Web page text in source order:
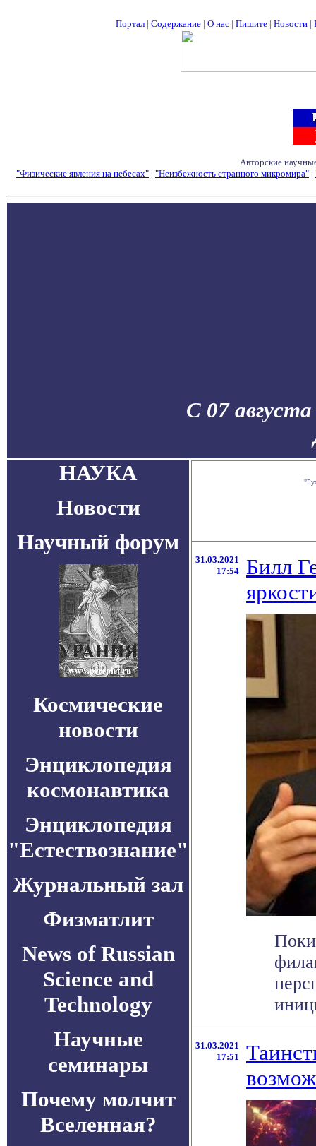
Портал| Содержание| О нас| Пишите| Новости|
Авторские
"Физические явления на небесах" | "Неизбежность странного микромира" |
С 07
НАУКА
Новости
Научный форум
Космические
новости
Энциклопедия
космонавтика
Энциклопедия
"Естествознание"
Журнальный зал
Физматлит
News of Russian
Science and
Technology
Научные
семинары
Почему молчит
Вселенная?
31.03.2021
17:54
Билл
31.03.2021
17:51